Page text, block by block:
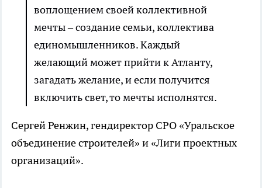
воплощением своей коллективной
мечты – создание семьи, коллектива
единомышленников. Каждый
желающий может прийти к Атланту,
загадать желание, и если получится
включить свет, то мечты исполнятся.
Сергей Ренжин, гендиректор СРО «Уральское
объединение строителей» и «Лиги проектных
организаций».